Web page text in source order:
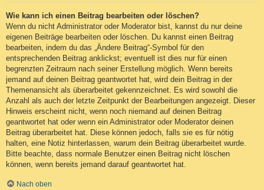
Wie kann ich einen Beitrag bearbeiten oder löschen?
Wenn du nicht Administrator oder Moderator bist, kannst du nur deine
eigenen Beiträge bearbeiten oder löschen. Du kannst einen Beitrag
bearbeiten, indem du das „Ändere Beitrag“-Symbol für den
entsprechenden Beitrag anklickst; eventuell ist dies nur für einen
begrenzten Zeitraum nach seiner Erstellung möglich. Wenn bereits
jemand auf deinen Beitrag geantwortet hat, wird dein Beitrag in der
Themenansicht als überarbeitet gekennzeichnet. Es wird sowohl die
Anzahl als auch der letzte Zeitpunkt der Bearbeitungen angezeigt. Dieser
Hinweis erscheint nicht, wenn noch niemand auf deinen Beitrag
geantwortet hat oder wenn ein Administrator oder Moderator deinen
Beitrag überarbeitet hat. Diese können jedoch, falls sie es für nötig
halten, eine Notiz hinterlassen, warum dein Beitrag überarbeitet wurde.
Bitte beachte, dass normale Benutzer einen Beitrag nicht löschen
können, wenn bereits jemand darauf geantwortet hat.
Nach oben